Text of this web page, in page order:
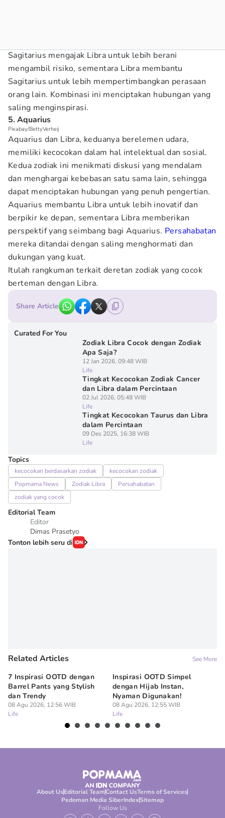
Sagitarius mengajak Libra untuk lebih berani
mengambil risiko, sementara Libra membantu
Sagitarius untuk lebih mempertimbangkan perasaan
orang lain. Kombinasi ini menciptakan hubungan yang
saling menginspirasi.
5. Aquarius
Pixabay/BettyVerheij
Aquarius dan Libra, keduanya berelemen udara,
memiliki kecocokan dalam hal intelektual dan sosial.
Kedua zodiak ini menikmati diskusi yang mendalam
dan menghargai kebebasan satu sama lain, sehingga
dapat menciptakan hubungan yang penuh pengertian.
Aquarius membantu Libra untuk lebih inovatif dan
berpikir ke depan, sementara Libra memberikan
perspektif yang seimbang bagi Aquarius. Persahabatan
mereka ditandai dengan saling menghormati dan
dukungan yang kuat.
Itulah rangkuman terkait deretan zodiak yang cocok
berteman dengan Libra.
Share Article
Curated For You
Zodiak Libra Cocok dengan Zodiak
Apa Saja?
12 Jan 2026, 09:48 WIB
Life
Tingkat Kecocokan Zodiak Cancer
dan Libra dalam Percintaan
02 Jul 2026, 05:48 WIB
Life
Tingkat Kecocokan Taurus dan Libra
dalam Percintaan
09 Des 2025, 16:38 WIB
Life
Topics
kecocokan berdasarkan zodiak
kecocokan zodiak
Popmama News
Zodiak Libra
Persahabatan
zodiak yang cocok
Editorial Team
Editor
Dimas Prasetyo
Tonton lebih seru di
Related Articles See More
7 Inspirasi OOTD dengan
Barrel Pants yang Stylish
dan Trendy
08 Agu 2026, 12:56 WIB
Life
Inspirasi OOTD Simpel
dengan Hijab Instan,
Nyaman Digunakan!
08 Agu 2026, 12:55 WIB
Life
About UsEditorial TeamContact UsTerms of Services
Pedoman Media SiberIndexSitemap
Follow Us